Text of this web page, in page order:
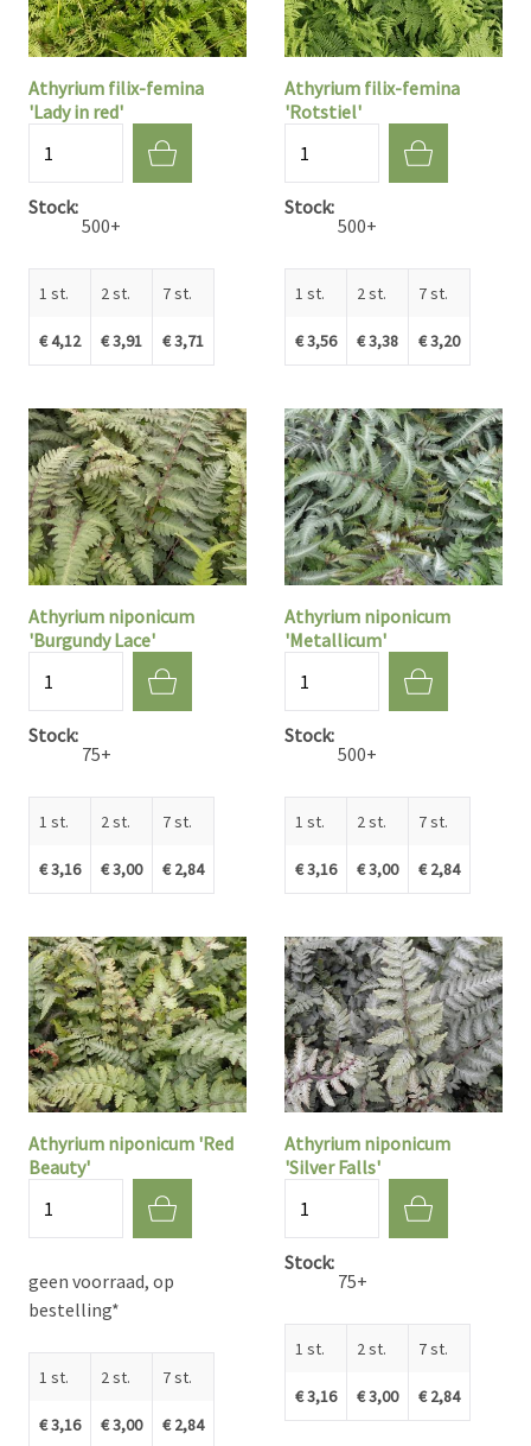
Athyrium filix-femina
'Lady in red'
Stock
500+
1 st.
€ 4,12
2 st.
€ 3,91
7 st.
€ 3,71
Athyrium filix-femina
'Rotstiel'
Stock
500+
1 st.
€ 3,56
2 st.
€ 3,38
7 st.
€ 3,20
Athyrium niponicum
'Burgundy Lace'
Stock
75+
1 st.
€ 3,16
2 st.
€ 3,00
7 st.
€ 2,84
Athyrium niponicum
'Metallicum'
Stock
500+
1 st.
€ 3,16
2 st.
€ 3,00
7 st.
€ 2,84
Athyrium niponicum 'Red
Beauty'
geen voorraad, op
bestelling*
1 st.
€ 3,16
2 st.
€ 3,00
7 st.
€ 2,84
Athyrium niponicum
'Silver Falls'
Stock
75+
1 st.
€ 3,16
2 st.
€ 3,00
7 st.
€ 2,84